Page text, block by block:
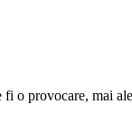
fi o provocare, mai